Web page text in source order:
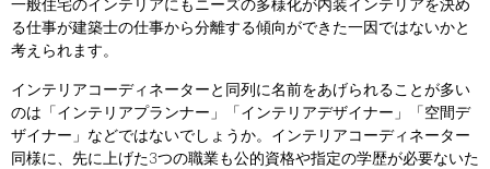
一般住宅のインテリアにもニーズの多様化が内装インテリアを決め
る仕事が建築士の仕事から分離する傾向ができた一因ではないかと
考えられます。
インテリアコーディネーターと同列に名前をあげられることが多い
のは「インテリアプランナー」「インテリアデザイナー」「空間デ
ザイナー」などではないでしょうか。インテリアコーディネーター
同様に、先に上げた3つの職業も公的資格や指定の学歴が必要ないた